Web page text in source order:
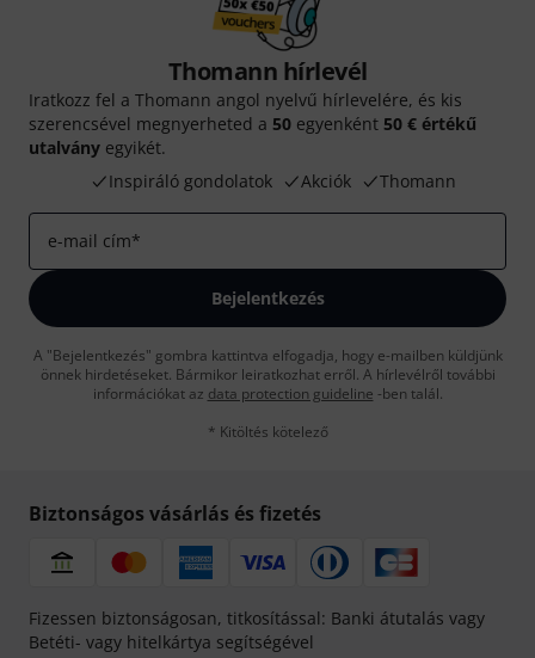
Thomann hírlevél
Iratkozz fel a Thomann angol nyelvű hírlevelére, és kis
szerencsével megnyerheted a 50 egyenként 50 € értékű
utalvány egyikét.
Inspiráló gondolatok
Akciók Thomann
e-mail cím*
Bejelentkezés
A "Bejelentkezés" gombra kattintva elfogadja, hogy e-mailben küldjünk
önnek hirdetéseket. Bármikor leiratkozhat erről. A hírlevélről további
információkat az data protection guideline -ben talál.
* Kitöltés kötelező
Biztonságos vásárlás és fizetés
Fizessen biztonságosan, titkosítással: Banki átutalás vagy
Betéti- vagy hitelkártya segítségével